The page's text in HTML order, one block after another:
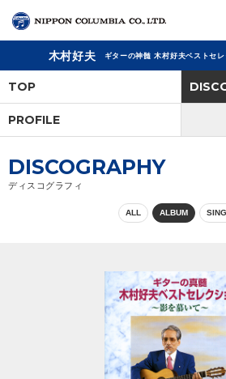
アーティスト
木村好夫 ギターの神髄 木村好夫ベストセ
TOP
PROFILE
DISCOGRAPHY
ディスコグラフィ
ALL ALBUM